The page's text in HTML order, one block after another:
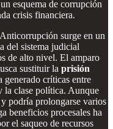
esquema de corrupción
crisis financiera.
surge en un
del sistema judicial
de alto nivel. El amparo
sustituir la prisión
generado críticas entre
la clase política. Aunque
podría prolongarse varios
beneficios procesales ha
el saqueo de recursos